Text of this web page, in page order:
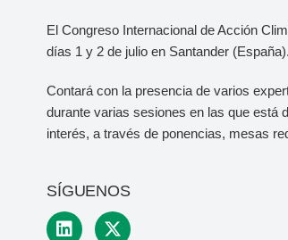
El Congreso Internacional de Acción
días 1 y 2 de julio en Santander (España).
Contará con la presencia de varios
durante varias sesiones en las que está
interés, a través de ponencias, mesas
SÍGUENOS